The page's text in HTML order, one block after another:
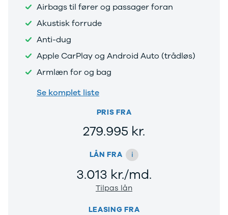
Roskilde
Slagelse
Århus
Jylland
Sjælland
København
Sønderjylland
Nordsjælland
Se alle biler
Budget op til
4.000 kr.
Hyundai
Airbags til fører og passager foran
Akustisk forrude
Anti-dug
Apple CarPlay og Android Auto (trådløs)
Armlæn for og bag
Se komplet liste
PRIS FRA
279.995 kr.
LÅN FRA i
3.013 kr./md.
Tilpas lån
LEASING FRA